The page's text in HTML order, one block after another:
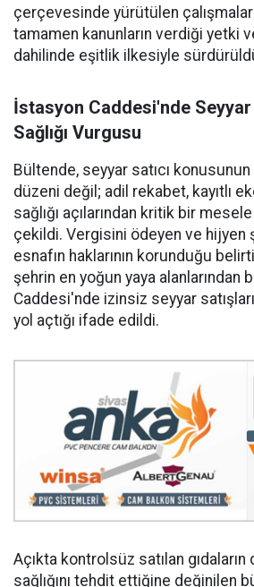
çerçevesinde yürütülen
tamamen kanunların verdiği yetki
dahilinde eşitlik ilkesiyle
İstasyon Caddesi'nde Seyyar
Sağlığı Vurgusu
Bültende, seyyar satıcı konusunun
düzeni değil; adil rekabet, kayıtlı
sağlığı açılarından kritik bir
çekildi. Vergisini ödeyen ve hijyen
esnafın haklarının korunduğu
şehrin en yoğun yaya alanlarından
Caddesi'nde izinsiz seyyar
yol açtığı ifade edildi.
Açıkta kontrolsüz satılan
sağlığını tehdit ettiğine değinilen